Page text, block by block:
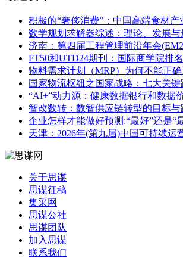
积极的“奢侈消费”：中国高端食材
数学规划求解器综述：理论、发展与
济南：第四届工程管理前沿年会
FT50和UTD24期刊：国际商学院排
物料需求计划（MRP）为何不能正确
国家物流枢纽之国家战略：七大关键
“AI+”动力源：健康数据银行和数据
智改数转：数智供应链转型的目标与
企业怎样才能做好预测:“最好”还是“
天津：2026年(第九届)中国可持续运
关于思谋
思谋征稿
集采网
思谋公社
思谋团队
加入思谋
联系我们